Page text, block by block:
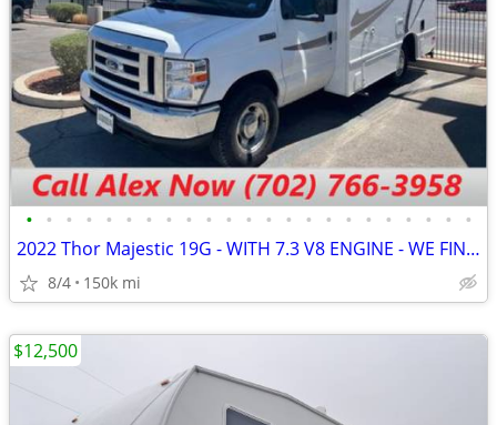
• • • • • • • • • • • • • • • • • • • • • • •
2022 Thor Majestic 19G - WITH 7.3 V8 ENGINE - WE FINANCE - CALL NOW
8/4 150k mi
$12,500